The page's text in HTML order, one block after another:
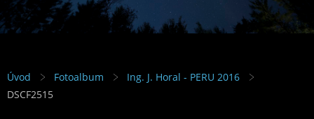
Úvod Fotoalbum
Ing. J. Horal - PERU 2016
DSCF2515